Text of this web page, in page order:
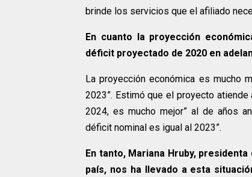
brinde los servicios que el afiliado
En cuanto la proyección
déficit proyectado de 2020 en
La proyección económica es mucho
2023”. Estimó que el proyecto
2024, es mucho mejor” al de años
déficit nominal es igual al 2023”.
En tanto, Mariana Hruby,
país, nos ha llevado a esta